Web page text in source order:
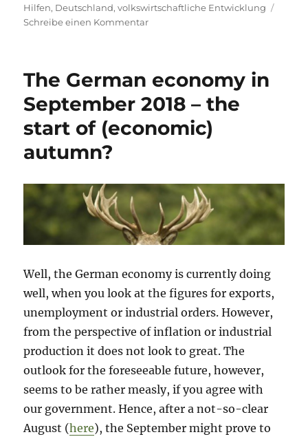
Hilfen, Deutschland,volkswirtschaftliche Entwicklung
Schreibe einen Kommentarzu
15.
2022
–
Deutschland
ja,
die
gibt’s
ja
The German economy in
September 2018 – the
start of (economic)
autumn?
Well, the German economy is currently doing
well, when you look at the figures for exports,
unemployment or industrial orders. However,
from the perspective of inflation or industrial
production it does not look to great. The
outlook for the foreseeable future, however,
seems to be rather measly, if you agree with
our government. Hence, after a not-so-clear
August (here), the September might prove to